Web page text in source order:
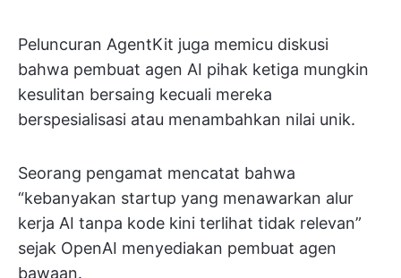
Peluncuran AgentKit juga memicu diskusi
bahwa pembuat agen AI pihak ketiga mungkin
kesulitan bersaing kecuali mereka
berspesialisasi atau menambahkan nilai unik.
Seorang pengamat mencatat bahwa
“kebanyakan startup yang menawarkan alur
kerja AI tanpa kode kini terlihat tidak relevan”
sejak OpenAI menyediakan pembuat agen
bawaan.